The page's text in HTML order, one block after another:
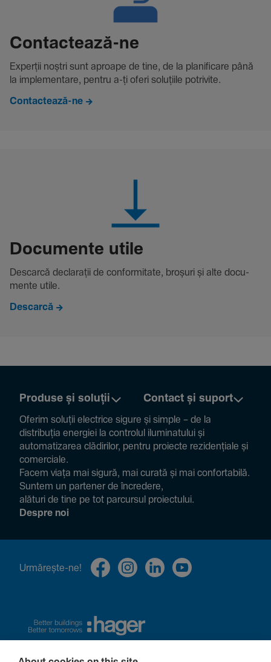
Contac­tează-ne
Experții noștri sunt aproape de tine, de la plani­fi­care până
la imple­men­tare, pentru a-ți oferi solu­țiile potri­vite.
Contactează-ne
Docu­mente utile
Descarcă decla­rații de conformitate, broșuri și alte docu­
mente utile.
Descarcă
Produse și soluții Contact și suport
Oferim soluții electrice sigure și simple – de la
distribuția energiei la controlul ilumi­na­tului și
auto­ma­ti­zarea clădi­rilor, pentru proiecte rezi­den­țiale și
comer­ciale.
Facem viața mai sigură, mai curată și mai confor­ta­bilă.
Suntem un partener de încre­dere,
alături de tine pe tot parcursul proiec­tului.
Despre noi
Urmă­rește-ne!